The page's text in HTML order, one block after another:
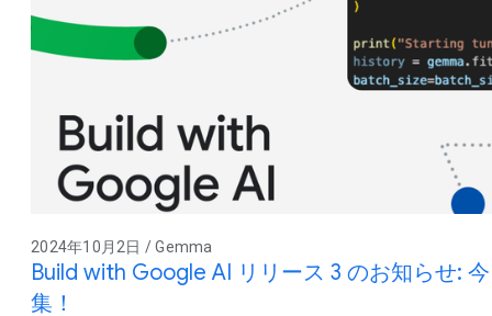
2024年10月2日 / Gemma
Build with Google AI リリース 3 のお知らせ:
集！